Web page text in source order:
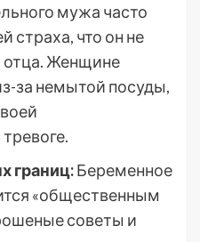
мужа часто
страха, что он не
отца. Женщине
за немытой посуды,
границ:Беременное
«общественным
советы и